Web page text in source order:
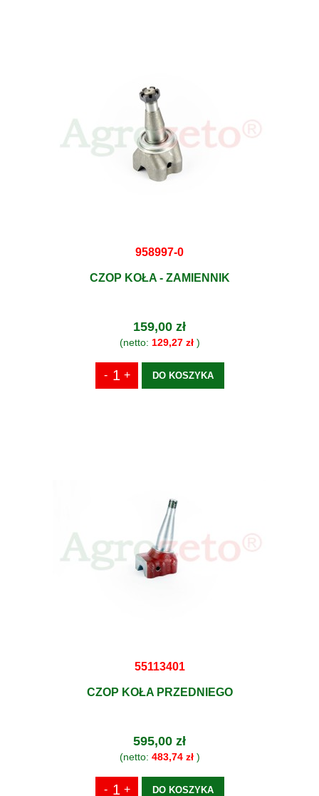
958997-0
CZOP KOŁA - ZAMIENNIK
159,00 zł
(netto: 129,27 zł)
DO KOSZYKA
55113401
CZOP KOŁA PRZEDNIEGO
595,00 zł
(netto: 483,74 zł)
DO KOSZYKA